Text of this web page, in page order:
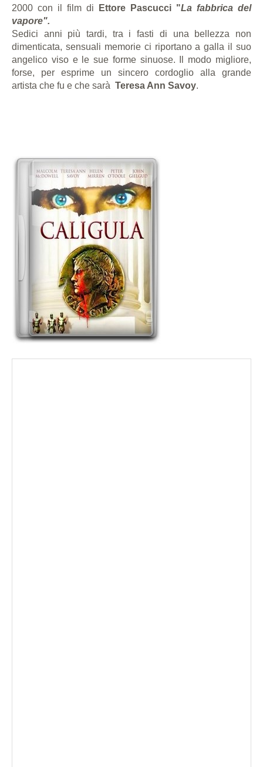
2000 con il film di Ettore Pascucci "La fabbrica del
vapore".
Sedici anni più tardi, tra i fasti di una bellezza non
dimenticata, sensuali memorie ci riportano a galla il suo
angelico viso e le sue forme sinuose. Il modo migliore,
forse, per esprime un sincero cordoglio alla grande
artista che fu e che sarà Teresa Ann Savoy.